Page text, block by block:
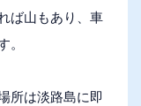
ば山もあり、車
。
所は淡路島に即